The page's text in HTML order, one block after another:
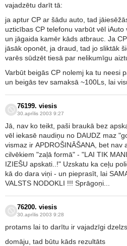
vajadzētu darīt tā:
ja aptur CP ar šādu auto, tad
uzticības CP telefonu varbūt vēl iAuto
un jāgaida kamēr kāds atbrauc. Ja
jāsāk oponēt, ja draud, tad jo sliktāk
varēs sūdzēt tiesā par nelikumīgu
Varbūt beigās CP nolemj ka tu neesi
un beigās tev samaksā ~100Ls, lai
76199. viesis
30.aprīlis 2003 9:27
Jā, nav ko teikt, paši braukā bez
vēl iekasē naudiņu no DAUDZ maz
vismaz ir APDROŠINĀŠANA, bet nav
cilvēkiem "zaļā formā" - "LAI TIK
IZIEŠU apskati..!" Uzskatu ka ceļu
kā do dara viņi - un pieprasīt, lai
VALSTS NODOKLI !!! Sprāgoņi...
76200. viesis
30.aprīlis 2003 9:28
protams lai to darītu ir vajadzīgi
domāju, tad būtu kāds rezultāts